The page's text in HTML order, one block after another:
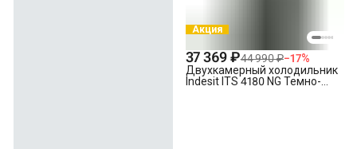
Акция
37 369 ₽44 990 ₽−17%
Двухкамерный холодильник
Indesit ITS 4180 NG Темно-